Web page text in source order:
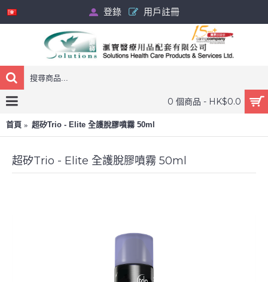
登錄 用戶註冊
0 個商品 - HK$0.0
首頁 超矽Trio - Elite 全護脫膠噴霧 50ml
超矽Trio - Elite 全護脫膠噴霧 50ml